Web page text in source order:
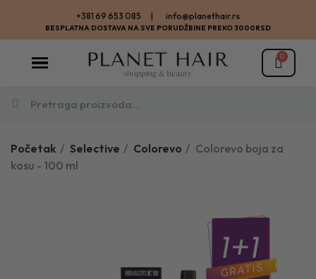
BESPLATNA DOSTAVA NA SVE PORUDŽBINE PREKO 3000RSD
+381 69 653 085 | info@planethair.rs
Početak Selective Colorevo
Colorevo boja za
kosu - 100 ml